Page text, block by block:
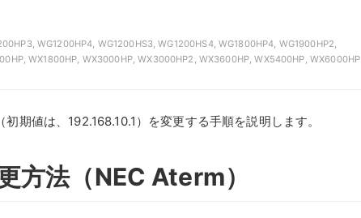
, WG1200HP4, WG1200HS3,WG1200HS4,WG1800HP4, WG1900HP2,
,WX1800HP, WX3000HP,WX3000HP2 , WX3600HP,WX5400HP, WX6000HP
期値は、192.168.10.1）を変更する手順を説明します。
方法（NEC Aterm）